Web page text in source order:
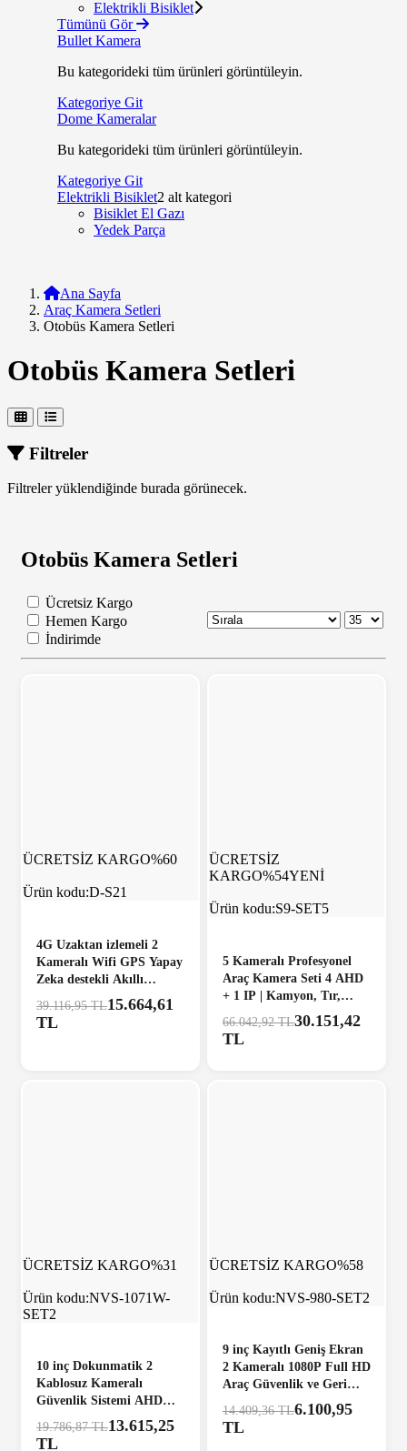
Elektrikli Bisiklet
Tümünü Gör
Bullet Kamera
Bu kategorideki tüm ürünleri görüntüleyin.
Kategoriye Git
Dome Kameralar
Bu kategorideki tüm ürünleri görüntüleyin.
Kategoriye Git
Elektrikli Bisiklet2 alt kategori
Bisiklet El Gazı
Yedek Parça
Ana Sayfa
Araç Kamera Setleri
Otobüs Kamera Setleri
Otobüs Kamera Setleri
Filtreler
Filtreler yüklendiğinde burada görünecek.
Otobüs Kamera Setleri
Ücretsiz Kargo
Hemen Kargo
İndirimde
ÜCRETSİZ KARGO%60
Ürün kodu:D-S21
4G Uzaktan izlemeli 2
Kameralı Wifi GPS Yapay
Zeka destekli Akıllı
Dashcam Kamyon Tır
Kamera Sistemi
39.116,95 TL15.664,61
TL
ÜCRETSİZ
KARGO%54YENİ
Ürün kodu:S9-SET5
5 Kameralı Profesyonel
Araç Kamera Seti 4 AHD
+ 1 IP | Kamyon, Tır,
Otobüs, İş Makinası
Uyumlu
66.042,92 TL30.151,42
TL
ÜCRETSİZ KARGO%31
Ürün kodu:NVS-1071W-
SET2
10 inç Dokunmatik 2
Kablosuz Kameralı
Güvenlik Sistemi AHD
Ekran Kör Nokta Uyarılı
1080P Full HD Set
19.786,87 TL13.615,25
TL
ÜCRETSİZ KARGO%58
Ürün kodu:NVS-980-SET2
9 inç Kayıtlı Geniş Ekran
2 Kameralı 1080P Full HD
Araç Güvenlik ve Geri
Görüş Seti (12-24V)
14.409,36 TL6.100,95
TL